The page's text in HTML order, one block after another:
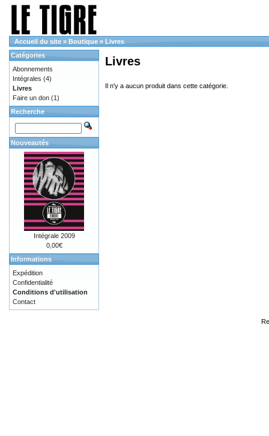
Accueil du site » Boutique » Livres
Livres
Il n'y a aucun produit dans cette catégorie.
Catégories
Abonnements
Intégrales (4)
Livres
Faire un don (1)
Recherche
Nouveautés
Intégrale 2009
0,00€
Informations
Expédition
Confidentialité
Conditions d'utilisation
Contact